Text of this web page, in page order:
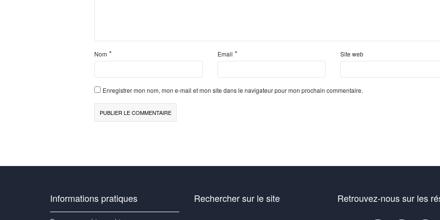
Nom * Email * Site web
Enregistrer mon nom, mon e-mail et mon site dans le navigateur pour mon prochain commentaire.
Informations pratiques Rechercher sur le site Retrouvez-nous sur les